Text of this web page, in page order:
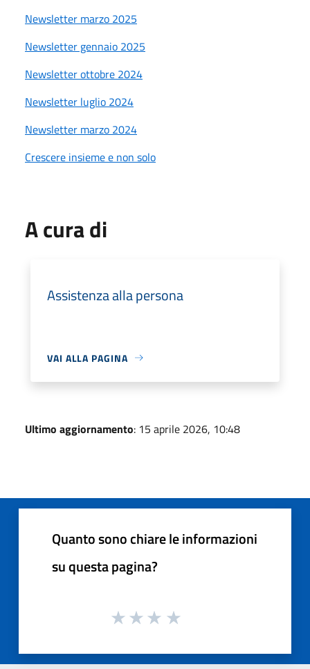
Newsletter marzo 2025
Newsletter gennaio 2025
Newsletter ottobre 2024
Newsletter luglio 2024
Newsletter marzo 2024
Crescere insieme e non solo
A cura di
Assistenza alla persona
VAI ALLA PAGINA
Ultimo aggiornamento: 15 aprile 2026, 10:48
Quanto sono chiare le informazioni
su questa pagina?